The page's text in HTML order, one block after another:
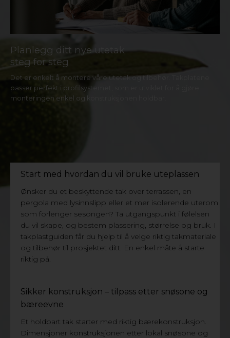
Planlegg ditt nye utetak
steg for steg
Det er enkelt å montere våre utetak og tilbehør. Takplatene
passer perfekt i profilsystemet, som er utviklet for å gjøre
monteringen enkel og konstruksjonen holdbar.
Start med hvordan du vil bruke uteplassen
Ønsker du et beskyttende tak over terrassen, en
pergola med lysinnslipp eller et mer isolerende uterom
som forlenger sesongen? Ta utgangspunkt i følelsen
du vil skape, og bestem plassering, størrelse og bruk. I
takplastguiden får du hjelp til å velge riktig takmateriale
og tilbehør til prosjektet ditt. En enkel måte å starte
riktig på.
Sikker konstruksjon – tilpass etter snøsone og
bæreevne
Et holdbart tak starter med riktig bærekonstruksjon.
Dimensjoner konstruksjonen etter lokal snøsone og